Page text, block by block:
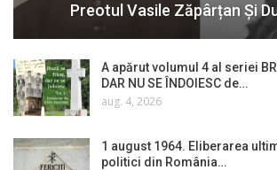
Preotul Vasile Zăpârțan Și
A apărut volumul 4 al seriei
DAR NU SE ÎNDOIESC de…
aug. 4, 2026
1 august 1964. Eliberarea
politici din România…